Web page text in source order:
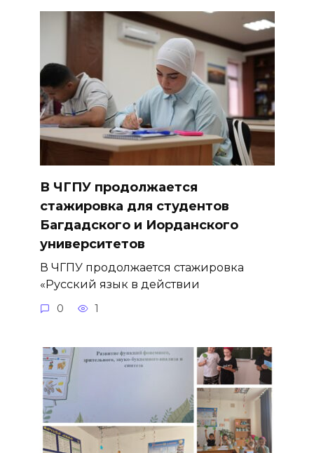
В ЧГПУ продолжается
стажировка для студентов
Багдадского и Иорданского
университетов
В ЧГПУ продолжается стажировка
«Русский язык в действии
0 1